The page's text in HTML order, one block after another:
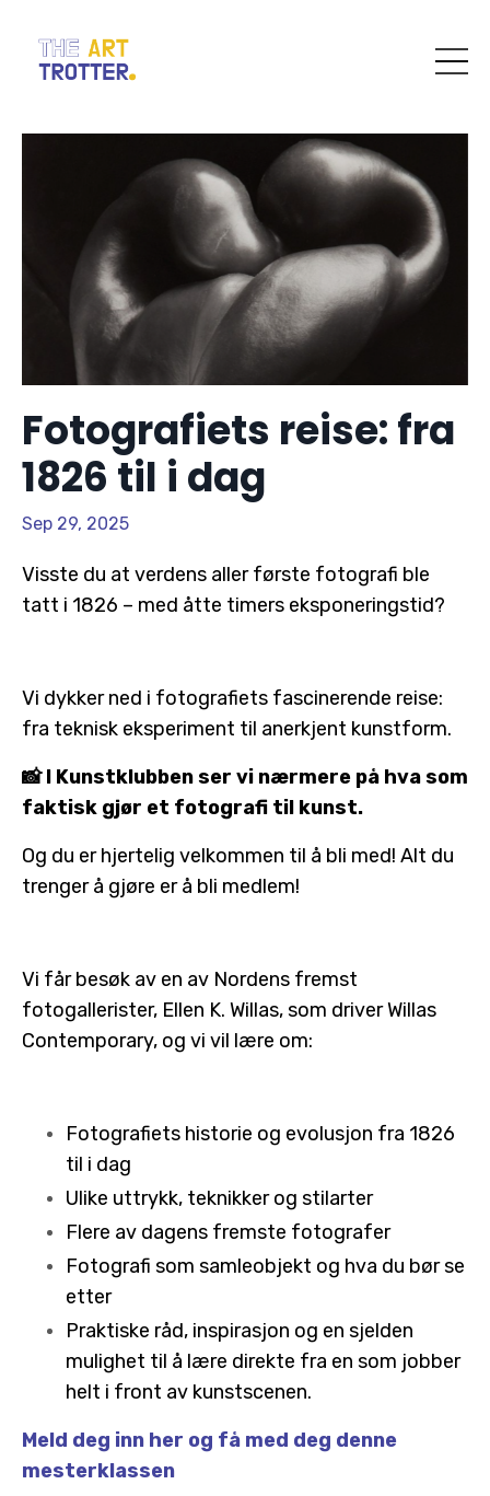
Fotografiets reise: fra
1826 til i dag
Sep 29, 2025
Visste du at verdens aller første fotografi ble
tatt i 1826 – med åtte timers eksponeringstid?
Vi dykker ned i fotografiets fascinerende reise:
fra teknisk eksperiment til anerkjent kunstform.
📸 I Kunstklubben ser vi nærmere på hva som
faktisk gjør et fotografi til kunst.
Og du er hjertelig velkommen til å bli med! Alt du
trenger å gjøre er å bli medlem!
Vi får besøk av en av Nordens fremst
fotogallerister, Ellen K. Willas, som driver Willas
Contemporary, og vi vil lære om:
Fotografiets historie og evolusjon fra 1826
til i dag
Ulike uttrykk, teknikker og stilarter
Flere av dagens fremste fotografer
Fotografi som samleobjekt og hva du bør se
etter
Praktiske råd, inspirasjon og en sjelden
mulighet til å lære direkte fra en som jobber
helt i front av kunstscenen.
Meld deg inn her og få med deg denne
mesterklassen